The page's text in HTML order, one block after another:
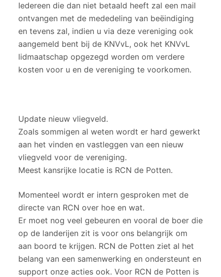
Iedereen die dan niet betaald heeft zal een mail
ontvangen met de mededeling van beëindiging
en tevens zal, indien u via deze vereniging ook
aangemeld bent bij de KNVvL, ook het KNVvL
lidmaatschap opgezegd worden om verdere
kosten voor u en de vereniging te voorkomen.
Update nieuw vliegveld.
Zoals sommigen al weten wordt er hard gewerkt
aan het vinden en vastleggen van een nieuw
vliegveld voor de vereniging.
Meest kansrijke locatie is RCN de Potten.
Momenteel wordt er intern gesproken met de
directe van RCN over hoe en wat.
Er moet nog veel gebeuren en vooral de boer die
op de landerijen zit is voor ons belangrijk om
aan boord te krijgen. RCN de Potten ziet al het
belang van een samenwerking en ondersteunt en
support onze acties ook. Voor RCN de Potten is